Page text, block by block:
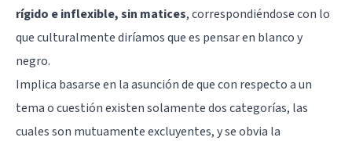
rígido e inflexible, sin matices, correspondiéndose con lo
que culturalmente diríamos que es pensar en blanco y
negro.
Implica basarse en la asunción de que con respecto a un
tema o cuestión existen solamente dos categorías, las
cuales son mutuamente excluyentes, y se obvia la